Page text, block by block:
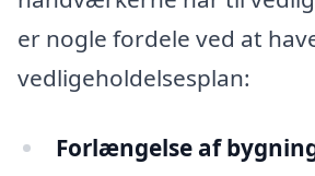
er nogle fordele ved at
vedligeholdelsesplan:
Forlængelse af